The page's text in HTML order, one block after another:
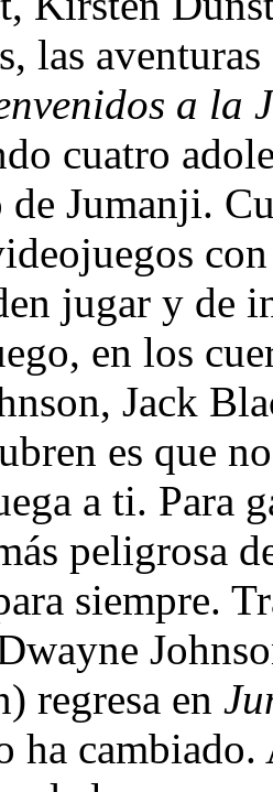
las
a la
cuatro
Jumanji.
jugar y de
en los
Jack
es que
a ti. Para
peligrosa
siempre.
regresa en
ha